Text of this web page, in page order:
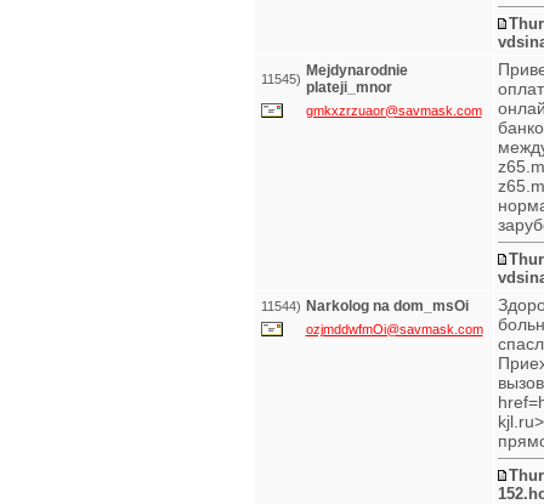
11545) Mejdynarodnie
plateji_mnor
gmkxzrzuaor@savmask.com
11544) Narkolog na dom_msOi
ozjmddwfmOi@savmask.com